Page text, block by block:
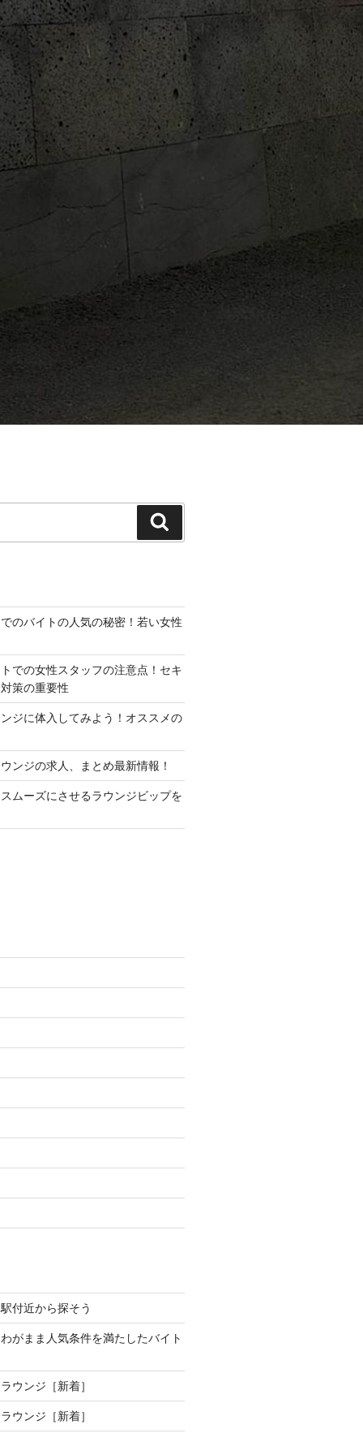
索
のバイトの人気の秘密！若い女性
での女性スタッフの注意点！セキ
策の重要性
ジに体入してみよう！オススメの
ンジの求人、まとめ最新情報！
ムーズにさせるラウンジビップを
付近から探そう
がまま人気条件を満たしたバイト
ウンジ［新着］
ウンジ［新着］